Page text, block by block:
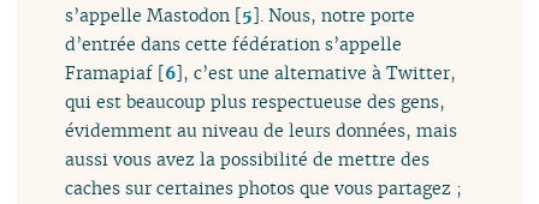
s’appelle Mastodon [5]. Nous, notre porte
d’entrée dans cette fédération s’appelle
Framapiaf [6], c’est une alternative à Twitter,
qui est beaucoup plus respectueuse des gens,
évidemment au niveau de leurs données, mais
aussi vous avez la possibilité de mettre des
caches sur certaines photos que vous partagez ;